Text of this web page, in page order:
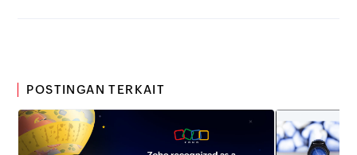
POSTINGAN TERKAIT